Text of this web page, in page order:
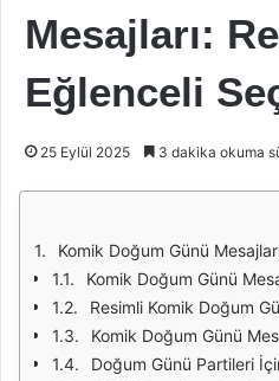
Mesajları:
Eğlenceli
25 Eylül 2025 3 dakika okuma
Komik Doğum Günü Mesajları:
Komik Doğum Günü
Resimli Komik Doğum
Komik Doğum Günü
Doğum Günü Partileri